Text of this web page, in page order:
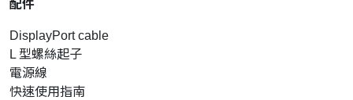
配件
DisplayPort cable
L 型螺絲起子
電源線
快速使用指南